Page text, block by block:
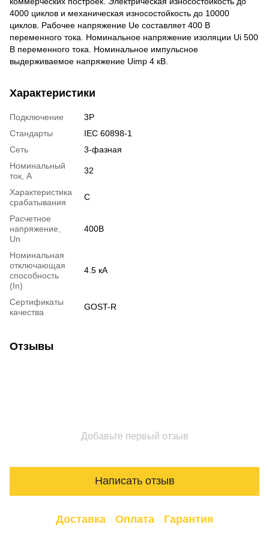
4000 циклов и механическая износостойкость до 10000
циклов. Рабочее напряжение Ue составляет 400 В
переменного тока. Номинальное напряжение изоляции Ui 500
В переменного тока. Номинальное импульсное
выдерживаемое напряжение Uimp 4 кВ.
Характеристики
Подключение
3P
Стандарты
IEC 60898-1
Сеть
3-фазная
Номинальный
ток, А
32
Характеристика
срабатывания
C
Расчетное
напряжение,
Un
400В
Номинальная
отключающая
способность
(In)
4.5 кА
Сертификаты
качества
GOST-R
Отзывы
Добавьте первый отзыв
Написать отзыв
Доставка Оплата Гарантия